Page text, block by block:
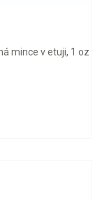
mince v etuji, 1 oz